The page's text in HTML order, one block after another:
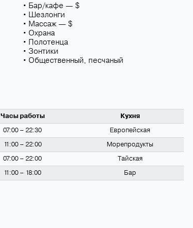
Бар/кафе — $
Шезлонги
Массаж — $
Охрана
Полотенца
Зонтики
Общественный, песчаный
Часы работы
Кухня
07:00 – 22:30
Европейская
11:00 – 22:00
Морепродукты
07:00 – 22:00
Тайская
11:00 – 18:00 Бар